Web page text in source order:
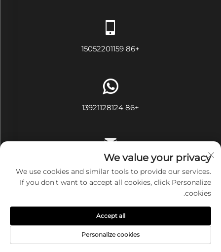
+86 15052201159
+86 13921128124
[email protected]
حقوق النشر محفوظة © شركة ووشي آيفي تكستايل المحدودة. جميع
الحقوق محفوظةسياسة الخصوصية
We value your privacy
We use cookies and similar tools to provide our services.
If you don't want to accept all cookies, click Personalize
cookies.
Personalize cookies
Accept all